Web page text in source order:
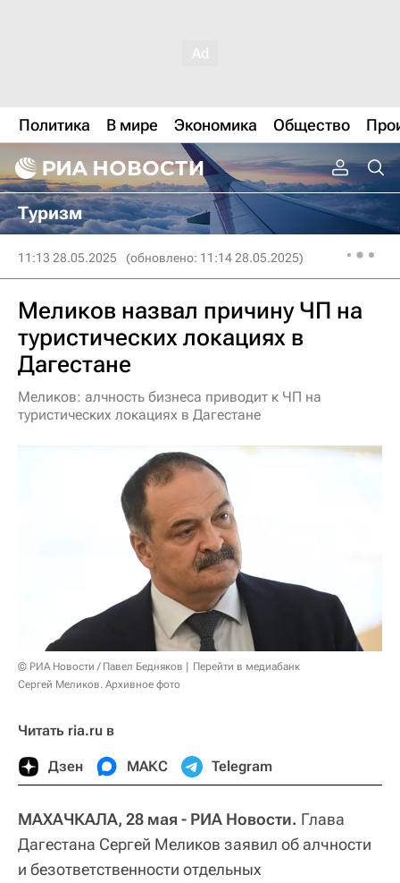
Политика В мире Экономика Общество
Туризм
11:13 28.05.2025 (обновлено: 11:14 28.05.2025)
Меликов назвал причину ЧП на
туристических локациях в
Дагестане
Меликов: алчность бизнеса приводит к ЧП на
туристических локациях в Дагестане
© РИА Новости / Павел Бедняков
Перейти в медиабанк
Сергей Меликов. Архивное фото
Читать ria.ru в
Дзен МАКС Telegram
МАХАЧКАЛА, 28 мая - РИА Новости. Глава
Дагестана Сергей Меликов заявил об алчности
и безответственности отдельных